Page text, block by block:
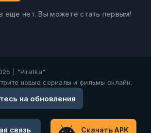
еще нет. Вы можете стать первым!
| "Piratka"
новые сериалы и фильмы онлайн.
на обновления
связь Скачать APK